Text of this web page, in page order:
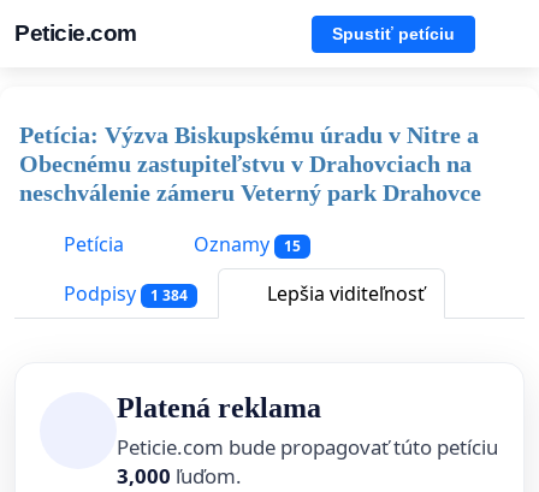
Peticie.com Spustiť petíciu
Petícia: Výzva Biskupskému úradu v Nitre a
Obecnému zastupiteľstvu v Drahovciach na
neschválenie zámeru Veterný park Drahovce
Petícia
Oznamy 15
Podpisy 1 384 Lepšia viditeľnosť
Platená reklama
Peticie.com bude propagovať túto petíciu
3,000 ľuďom.